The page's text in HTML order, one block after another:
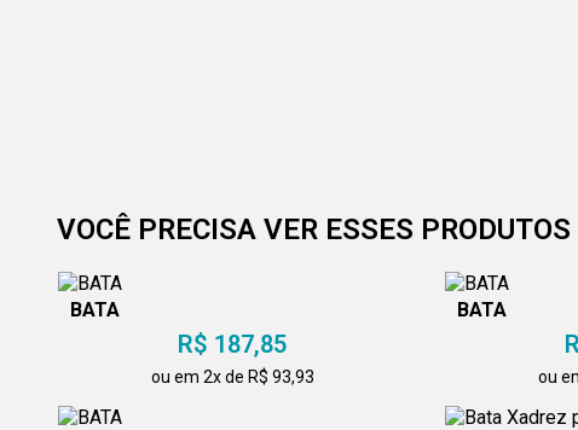
VOCÊ PRECISA VER ESSES PRODUTOS
BATA
R$ 187,85
ou em 2x de R$ 93,93
BATA
ou